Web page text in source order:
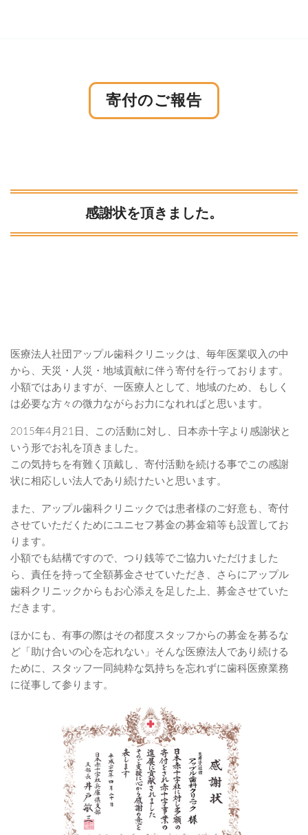
寄付のご報告
感謝状を頂きました。
医療法人社団アップル歯科クリニックは、毎年医業収入の中
から、天災・人災・地域貢献に伴う寄付を行っております。
小額ではありますが、一医療人として、地域のため、もしく
は必要な方々の微力ながらお力になれればと思います。
2015年4月21日、この活動に対し、日本赤十字より感謝状と
いう形でお礼を頂きました。
この気持ちを有難く頂戴し、寄付活動を続ける事でこの感謝
状に相応しい法人であり続けたいと思います。
また、アップル歯科クリニックでは患者様のご好意も、寄付
させていただくためにユニセフ募金の募金箱等も設置してお
ります。
小額でも結構ですので、つり銭等でご協力いただけました
ら、責任を持って全額募金させていただき、さらにアップル
歯科クリニックからもお心添えを足した上、募金させていた
だきます。
ほかにも、有事の際はその都度スタッフからの募金を募るな
ど「助け合いの心を忘れない」そんな医療法人であり続ける
ために、スタッフ一同純粋な気持ちを忘れずに歯科医療業務
に従事して参ります。